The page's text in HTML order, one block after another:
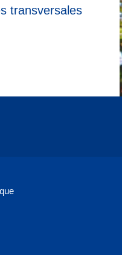
transversales